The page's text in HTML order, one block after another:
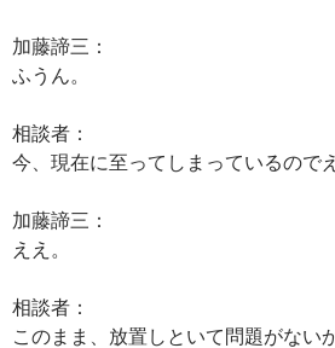
加藤諦三：
ふうん。
相談者：
今、現在に至ってしまっているのでえ
加藤諦三：
ええ。
相談者：
このまま、放置しといて問題がない